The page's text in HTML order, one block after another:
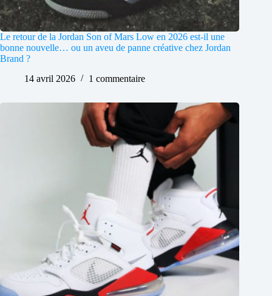
Le retour de la Jordan Son of Mars Low en 2026 est-il une
bonne nouvelle… ou un aveu de panne créative chez Jordan
Brand ?
14 avril 2026
1 commentaire